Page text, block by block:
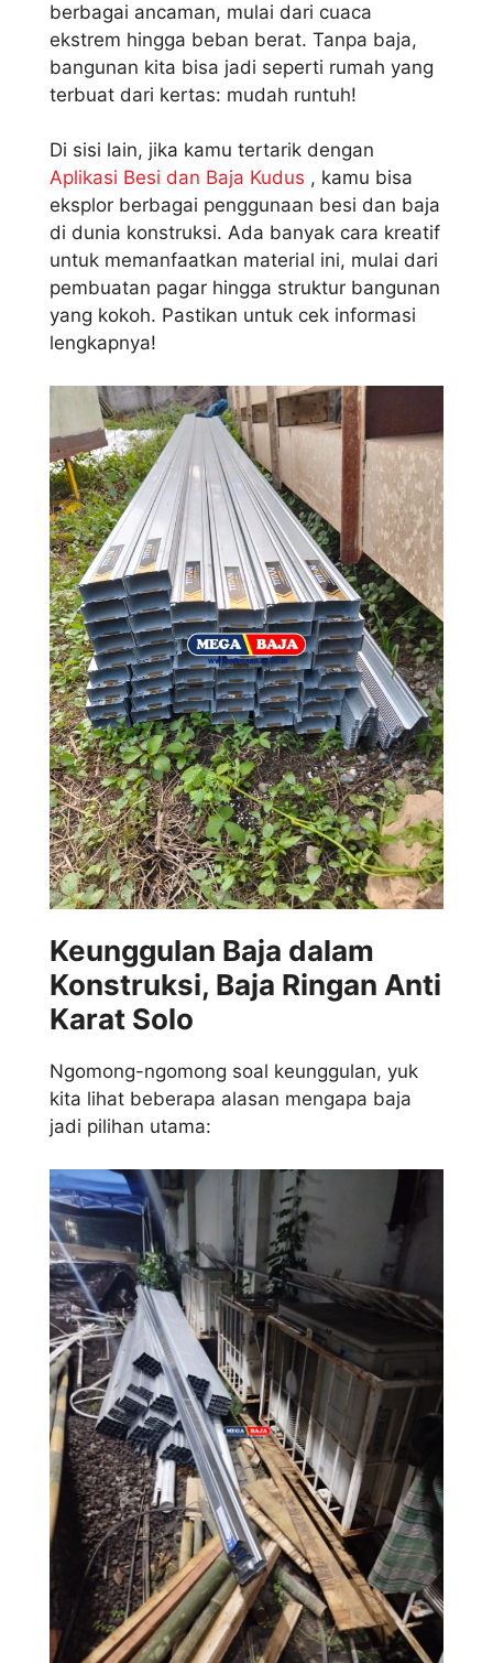
berbagai ancaman, mulai dari cuaca
ekstrem hingga beban berat. Tanpa baja,
bangunan kita bisa jadi seperti rumah yang
terbuat dari kertas: mudah runtuh!
Di sisi lain, jika kamu tertarik dengan
Aplikasi Besi dan Baja Kudus , kamu bisa
eksplor berbagai penggunaan besi dan baja
di dunia konstruksi. Ada banyak cara kreatif
untuk memanfaatkan material ini, mulai dari
pembuatan pagar hingga struktur bangunan
yang kokoh. Pastikan untuk cek informasi
lengkapnya!
Keunggulan Baja dalam
Konstruksi, Baja Ringan Anti
Karat Solo
Ngomong-ngomong soal keunggulan, yuk
kita lihat beberapa alasan mengapa baja
jadi pilihan utama: